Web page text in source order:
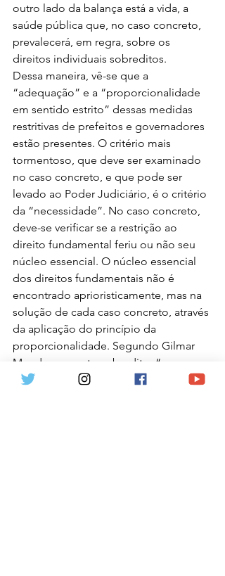
outro lado da balança está a vida, a
saúde pública que, no caso concreto,
prevalecerá, em regra, sobre os
direitos individuais sobreditos.
Dessa maneira, vê-se que a
“adequação” e a “proporcionalidade
em sentido estrito” dessas medidas
restritivas de prefeitos e governadores
estão presentes. O critério mais
tormentoso, que deve ser examinado
no caso concreto, e que pode ser
levado ao Poder Judiciário, é o critério
da “necessidade”. No caso concreto,
deve-se verificar se a restrição ao
direito fundamental feriu ou não seu
núcleo essencial. O núcleo essencial
dos direitos fundamentais não é
encontrado aprioristicamente, mas na
solução de cada caso concreto, através
da aplicação do princípio da
proporcionalidade. Segundo Gilmar
Mendes, no voto sobredito: “os
sectários da chamada teoria relativa